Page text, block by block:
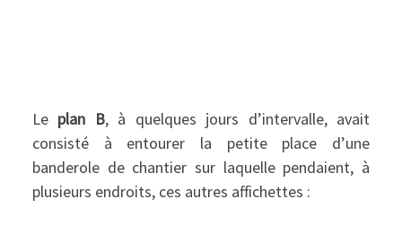
Le plan B, à quelques jours d’intervalle, avait
consisté à entourer la petite place d’une
banderole de chantier sur laquelle pendaient, à
plusieurs endroits, ces autres affichettes :